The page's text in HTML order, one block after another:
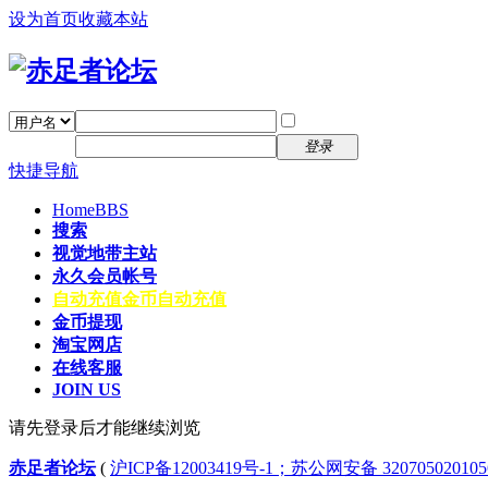
设为首页收藏本站
登录
快捷导航
HomeBBS
搜索
视觉地带主站
永久会员帐号
自动充值金币自动充值
金币提现
淘宝网店
在线客服
JOIN US
请先登录后才能继续浏览
赤足者论坛( 沪ICP备12003419号-1；苏公网安备